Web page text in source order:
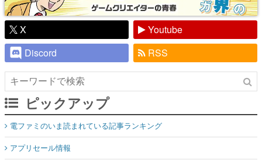
X
Youtube
Discord
RSS
ピックアップ
電ファミのいま読まれている記事ランキング
アプリセール情報